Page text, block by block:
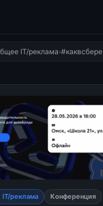
IT/реклама›#каквсбере
реклама Конференция